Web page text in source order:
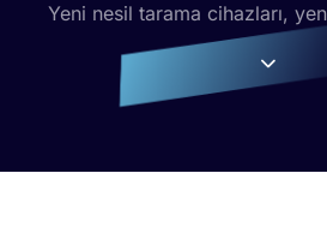
Yeni nesil tarama cihazları,